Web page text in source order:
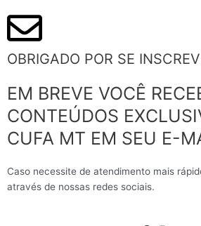
OBRIGADO POR SE
EM BREVE VOCÊ
CONTEÚDOS
CUFA MT EM SEU E-
Caso necessite de atendimento mais
através de nossas redes sociais.